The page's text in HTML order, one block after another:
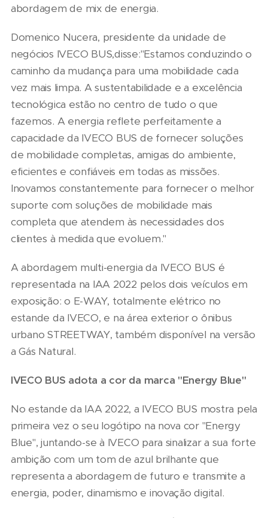
abordagem de mix de energia.
Domenico Nucera, presidente da unidade de
negócios IVECO BUS,disse:"Estamos conduzindo o
caminho da mudança para uma mobilidade cada
vez mais limpa. A sustentabilidade e a excelência
tecnológica estão no centro de tudo o que
fazemos. A energia reflete perfeitamente a
capacidade da IVECO BUS de fornecer soluções
de mobilidade completas, amigas do ambiente,
eficientes e confiáveis em todas as missões.
Inovamos constantemente para fornecer o melhor
suporte com soluções de mobilidade mais
completa que atendem às necessidades dos
clientes à medida que evoluem."
A abordagem multi-energia da IVECO BUS é
representada na IAA 2022 pelos dois veículos em
exposição: o E-WAY, totalmente elétrico no
estande da IVECO, e na área exterior o ônibus
urbano STREETWAY, também disponível na versão
a Gás Natural.
IVECO BUS adota a cor da marca "Energy Blue"
No estande da IAA 2022, a IVECO BUS mostra pela
primeira vez o seu logótipo na nova cor "Energy
Blue", juntando-se à IVECO para sinalizar a sua forte
ambição com um tom de azul brilhante que
representa a abordagem de futuro e transmite a
energia, poder, dinamismo e inovação digital.